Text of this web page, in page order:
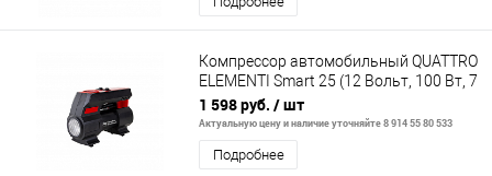
Компрессор автомобильный QUATTRO
ELEMENTI Smart 25 (12 Вольт, 100 Вт, 7
бар, 25 л/мин, сумка)
1 598 руб. / шт
Актуальную цену и наличие уточняйте 8 914 55 80 533
Подробнее